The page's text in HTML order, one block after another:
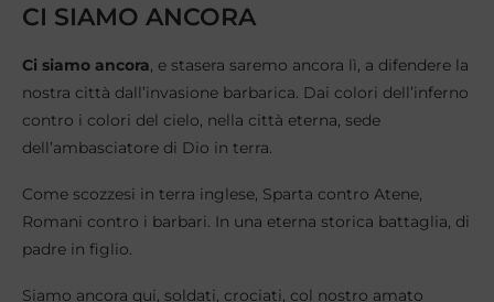
CI SIAMO ANCORA
Ci siamo ancora, e stasera saremo ancora lì, a difendere la
nostra città dall’invasione barbarica. Dai colori dell’inferno
contro i colori del cielo, nella città eterna, sede
dell’ambasciatore di Dio in terra.
Come scozzesi in terra inglese, Sparta contro Atene,
Romani contro i barbari. In una eterna storica battaglia, di
padre in figlio.
Siamo ancora qui, soldati, crociati, col nostro amato